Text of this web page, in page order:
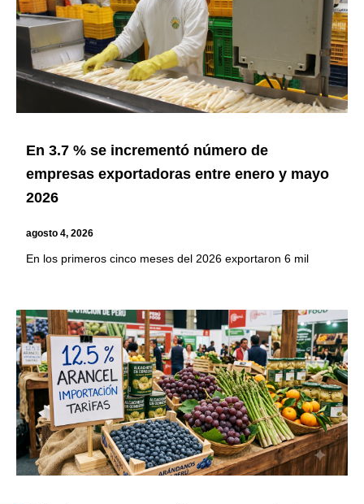
En 3.7 % se incrementó número de
empresas exportadoras entre enero y mayo
2026
agosto 4, 2026
En los primeros cinco meses del 2026 exportaron 6 mil